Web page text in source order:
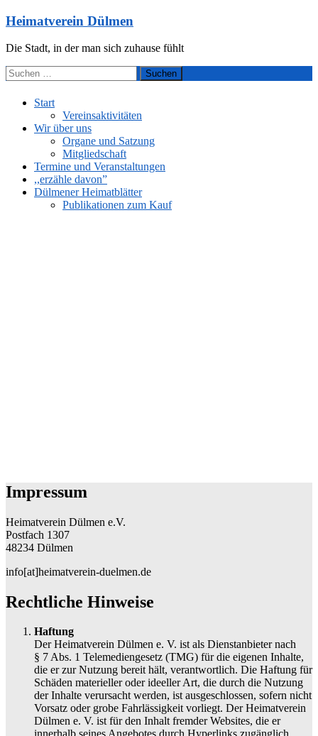
Zum
springen
Heimatverein Dülmen
Die Stadt, in der man sich zuhause fühlt
Suchen
nach:
Start
Vereinsaktivitäten
Wir über uns
Organe und Satzung
Mitgliedschaft
Termine und Veranstaltungen
,,erzähle davon”
Dülmener Heimatblätter
Publikationen zum Kauf
Impressum
Heimatverein Dülmen e.V.
Postfach 1307
48234 Dülmen
info[at]heimatverein-duelmen.de
Rechtliche Hinweise
Haftung
Der Heimatverein Dülmen e. V. ist als Dienstanbieter nach
§ 7 Abs. 1 Telemediengesetz (TMG) für die eigenen Inhalte,
die er zur Nutzung bereit hält, verantwortlich. Die Haftung für
Schäden materieller oder ideeller Art, die durch die Nutzung
der Inhalte verursacht werden, ist ausgeschlossen, sofern nicht
Vorsatz oder grobe Fahrlässigkeit vorliegt. Der Heimatverein
Dülmen e. V. ist für den Inhalt fremder Websites, die er